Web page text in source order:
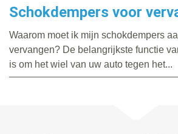
Schokdempers voor
Waarom moet ik mijn schokdempers
vervangen? De belangrijkste functie
is om het wiel van uw auto tegen het...